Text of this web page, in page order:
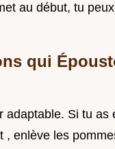
au début, tu
qui
adaptable. Si tu as
, enlève les